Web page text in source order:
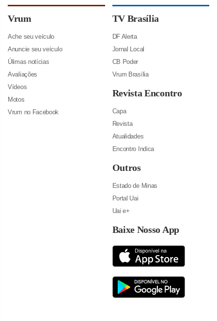
Vrum
Ache seu veículo
Anuncie seu veículo
Úlimas notícias
Avaliações
Vídeos
Motos
Vrum no Facebook
TV Brasília
DF Alerta
Jornal Local
CB Poder
Vrum Brasília
Revista Encontro
Capa
Revista
Atualidades
Encontro Indica
Outros
Estado de Minas
Portal Uai
Uai e+
Baixe Nosso App